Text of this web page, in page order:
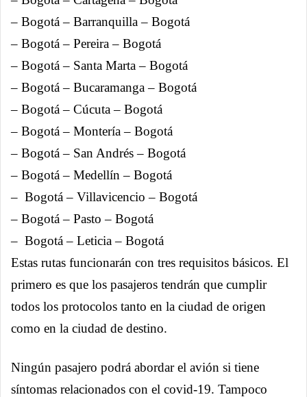
– Bogotá – Barranquilla – Bogotá
– Bogotá – Pereira – Bogotá
– Bogotá – Santa Marta – Bogotá
– Bogotá – Bucaramanga – Bogotá
– Bogotá – Cúcuta – Bogotá
– Bogotá – Montería – Bogotá
– Bogotá – San Andrés – Bogotá
– Bogotá – Medellín – Bogotá
– Bogotá – Villavicencio – Bogotá
– Bogotá – Pasto – Bogotá
– Bogotá – Leticia – Bogotá
Estas rutas funcionarán con tres requisitos básicos. El
primero es que los pasajeros tendrán que cumplir
todos los protocolos tanto en la ciudad de origen
como en la ciudad de destino.
Ningún pasajero podrá abordar el avión si tiene
síntomas relacionados con el covid-19. Tampoco